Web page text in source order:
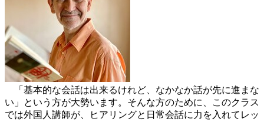
「基本的な会話は出来るけれど、なかなか話が先に進まな
い」という方が大勢います。そんな方のために、このクラス
では外国人講師が、ヒアリングと日常会話に力を入れてレッ